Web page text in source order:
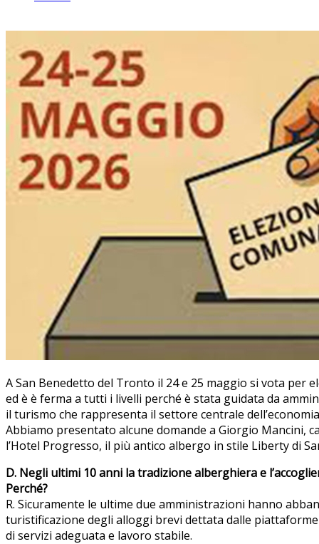
A San Benedetto del Tronto il 24 e 25 maggio si vota per
ed è è ferma a tutti i livelli perché è stata guidata da
il turismo che rappresenta il settore centrale
Abbiamo presentato alcune domande a Giorgio Mancini,
l’Hotel Progresso, il più antico albergo in stile Liberty di
D. Negli ultimi 10 anni la tradizione alberghiera e
Perché?
R. Sicuramente le ultime due amministrazioni hanno
turistificazione degli alloggi brevi dettata dalle
di servizi adeguata e lavoro stabile.